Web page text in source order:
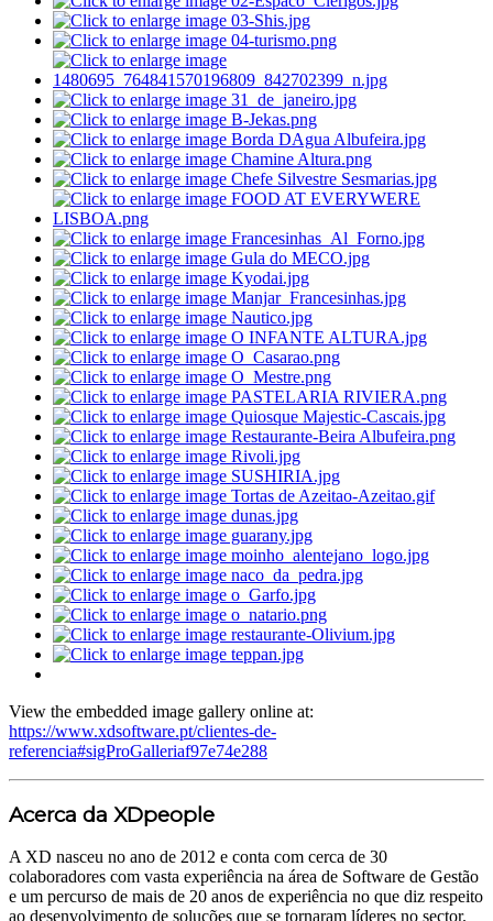
View the embedded image gallery online at:
https://www.xdsoftware.pt/clientes-de-
referencia#sigProGalleriaf97e74e288
Acerca da XDpeople
A XD nasceu no ano de 2012 e conta com cerca de 30
colaboradores com vasta experiência na área de Software de Gestão
e um percurso de mais de 20 anos de experiência no que diz respeito
ao desenvolvimento de soluções que se tornaram líderes no sector.